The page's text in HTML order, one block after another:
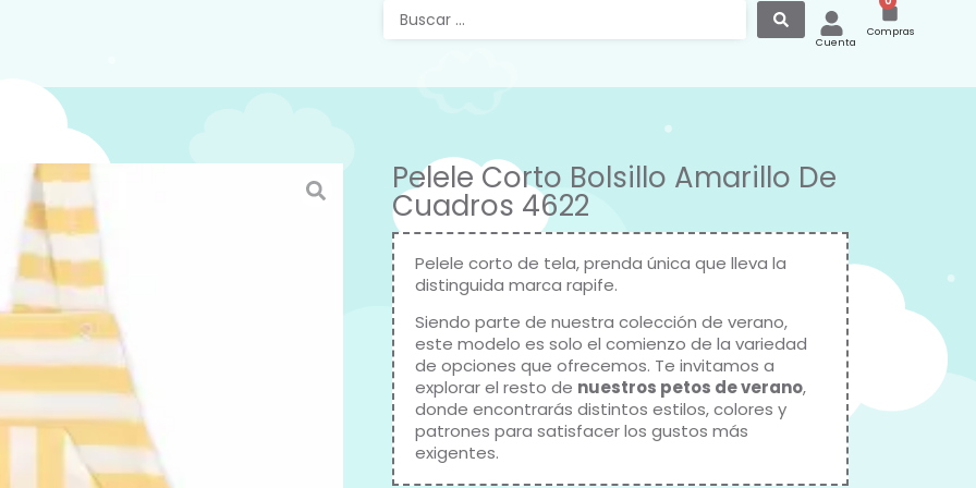
Cuenta
Compras
Pelele Corto Bolsillo Amarillo De
Cuadros 4622
Pelele corto de tela, prenda única que lleva la
distinguida marca rapife.
Siendo parte de nuestra colección de verano,
este modelo es solo el comienzo de la variedad
de opciones que ofrecemos. Te invitamos a
explorar el resto de nuestros petos de verano,
donde encontrarás distintos estilos, colores y
patrones para satisfacer los gustos más
exigentes.